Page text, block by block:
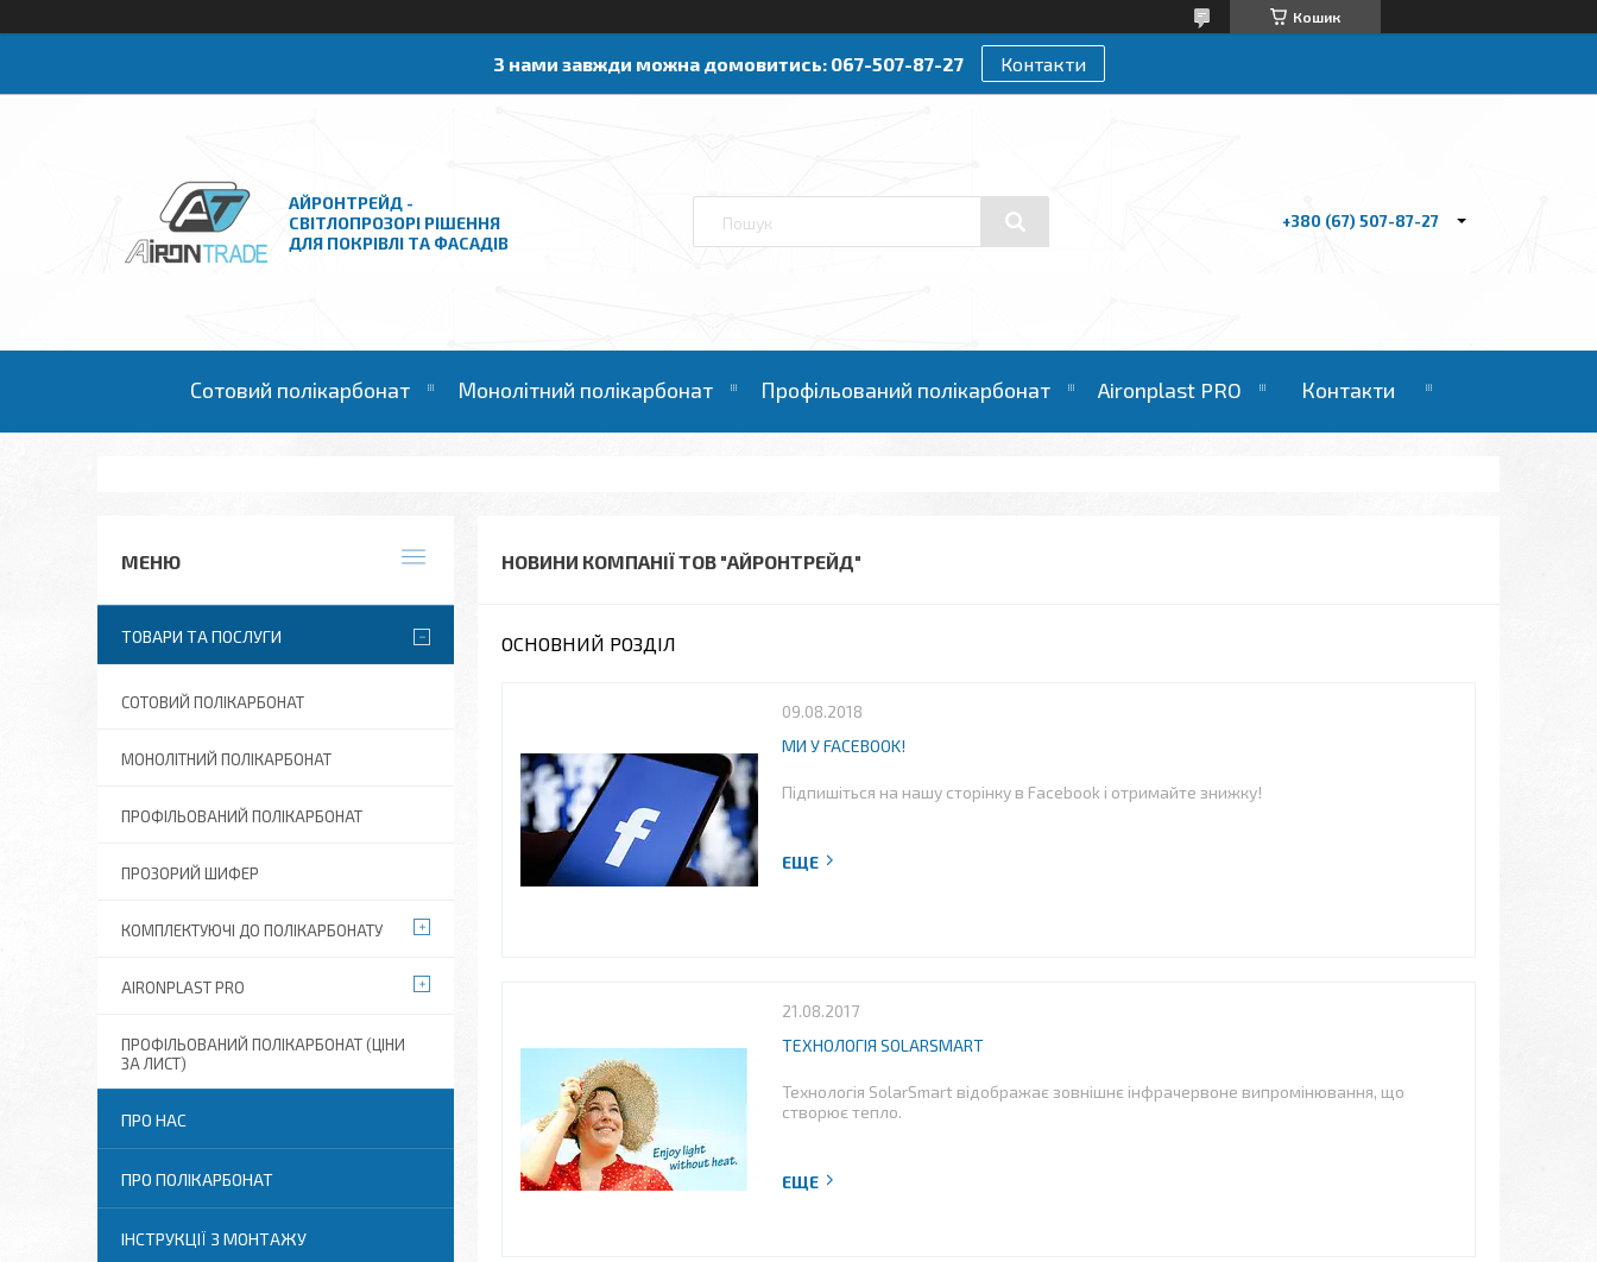
Кошик
З нами завжди можна домовитись: 067-507-87-27 Контакти
АЙРОНТРЕЙД -
СВІТЛОПРОЗОРІ РІШЕННЯ
ДЛЯ ПОКРІВЛІ ТА ФАСАДІВ
+380 (67) 507-87-27
Сотовий полікарбонат Монолітний полікарбонат Профільований полікарбонат Aironplast PRO Контакти
НОВИНИ КОМПАНІЇ ТОВ "АЙРОНТРЕЙД"
ОСНОВНИЙ РОЗДІЛ
09.08.2018
МИ У FACEBOOK!
Підпишіться на нашу сторінку в Facebook і отримайте знижку!
21.08.2017
ТЕХНОЛОГІЯ SOLARSMART
Технологія SolarSmart відображає зовнішнє інфрачервоне випромінювання, що
створює тепло.
ТОВАРИ ТА ПОСЛУГИ
СОТОВИЙ ПОЛІКАРБОНАТ
МОНОЛІТНИЙ ПОЛІКАРБОНАТ
ПРОФІЛЬОВАНИЙ ПОЛІКАРБОНАТ
ПРОЗОРИЙ ШИФЕР
КОМПЛЕКТУЮЧІ ДО ПОЛІКАРБОНАТУ
AIRONPLAST PRO
ПРОФІЛЬОВАНИЙ ПОЛІКАРБОНАТ (ЦІНИ
ЗА ЛИСТ)
ПРО НАС
ПРО ПОЛІКАРБОНАТ
ІНСТРУКЦІЇ З МОНТАЖУ